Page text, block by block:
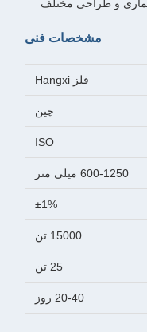
و طراحی مختلف
مشخصات فنی
فلز Hangxi
چین
ISO
600-1250 میلی متر
±1%
15000 تن
25 تن
20-40 روز